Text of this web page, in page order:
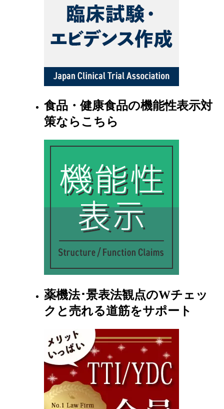
食品・健康食品の機能性表示対
策ならこちら
薬機法･景表法観点のWチェッ
クと売れる道筋をサポート